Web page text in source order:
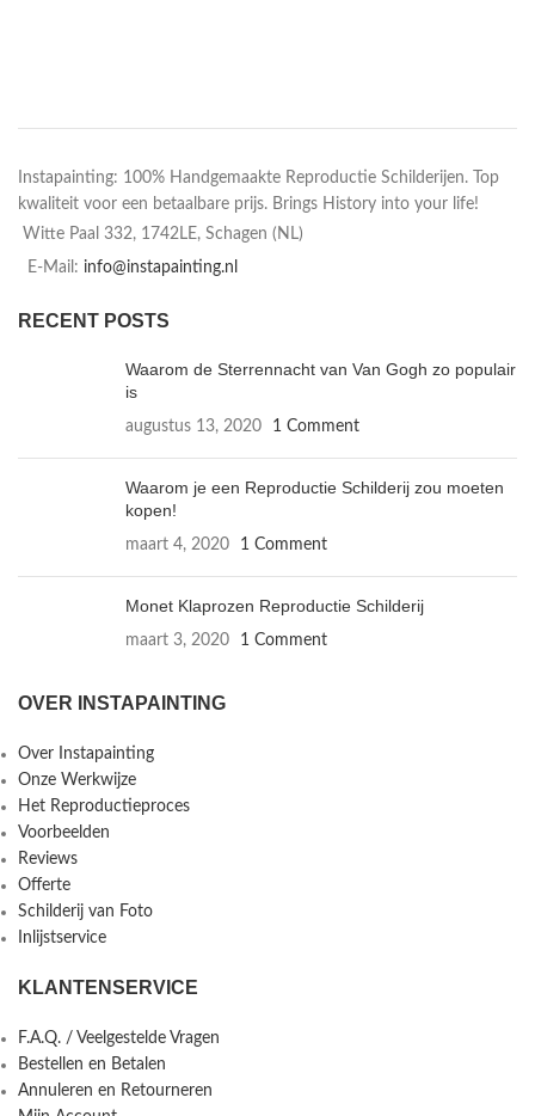
Instapainting: 100% Handgemaakte Reproductie Schilderijen. Top
kwaliteit voor een betaalbare prijs. Brings History into your life!
Witte Paal 332, 1742LE, Schagen (NL)
E-Mail: info@instapainting.nl
RECENT POSTS
Waarom de Sterrennacht van Van Gogh zo populair
is
augustus 13, 2020 1 Comment
Waarom je een Reproductie Schilderij zou moeten
kopen!
maart 4, 2020 1 Comment
Monet Klaprozen Reproductie Schilderij
maart 3, 2020 1 Comment
OVER INSTAPAINTING
Over Instapainting
Onze Werkwijze
Het Reproductieproces
Voorbeelden
Reviews
Offerte
Schilderij van Foto
Inlijstservice
KLANTENSERVICE
F.A.Q. / Veelgestelde Vragen
Bestellen en Betalen
Annuleren en Retourneren